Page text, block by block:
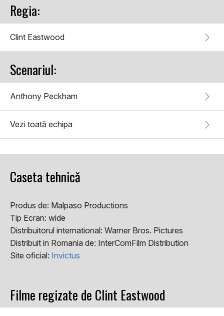
Regia:
Clint Eastwood
Scenariul:
Anthony Peckham
Vezi toată echipa
Caseta tehnică
Produs de: Malpaso Productions
Tip Ecran: wide
Distribuitorul international: Warner Bros. Pictures
Distribuit in Romania de: InterComFilm Distribution
Site oficial: Invictus
Filme regizate de Clint Eastwood